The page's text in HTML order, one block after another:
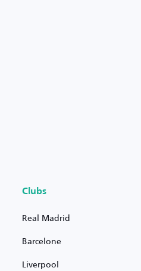
Clubs
Real Madrid
Barcelone
Liverpool